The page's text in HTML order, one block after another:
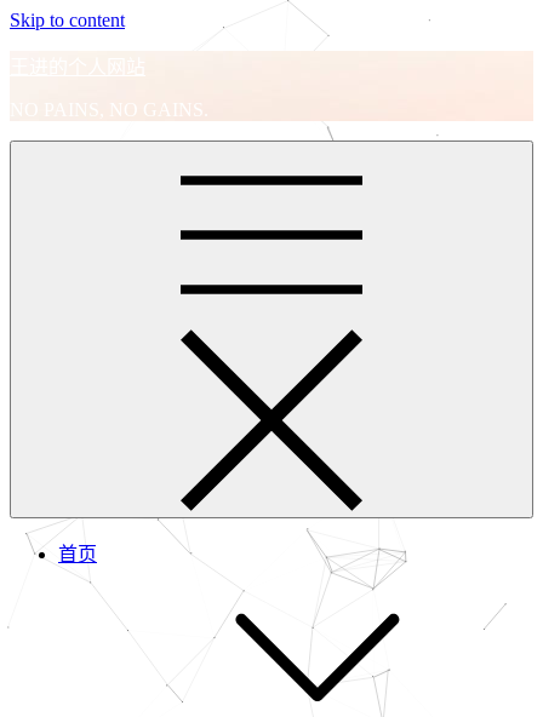
Skip to content
王进的个人网站
NO PAINS, NO GAINS.
首页